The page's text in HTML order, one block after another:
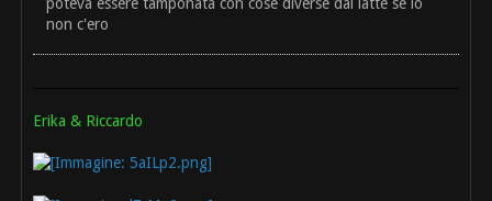
non c'ero
Erika & Riccardo